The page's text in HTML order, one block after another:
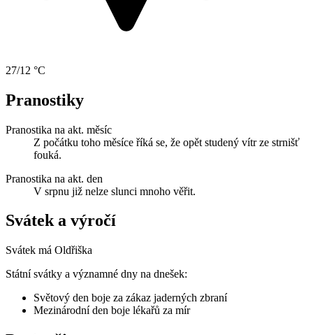
27/12 °C
Pranostiky
Pranostika na akt. měsíc
Z počátku toho měsíce říká se, že opět studený vítr ze strnišť
fouká.
Pranostika na akt. den
V srpnu již nelze slunci mnoho věřit.
Svátek a výročí
Svátek má Oldřiška
Státní svátky a významné dny na dnešek:
Světový den boje za zákaz jaderných zbraní
Mezinárodní den boje lékařů za mír